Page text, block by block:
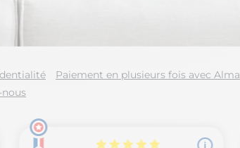
Paiement en plusieurs fois avec Alma